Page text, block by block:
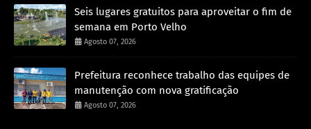
Seis lugares gratuitos para aproveitar o fim de
semana em Porto Velho
Agosto 07, 2026
Prefeitura reconhece trabalho das equipes de
manutenção com nova gratificação
Agosto 07, 2026